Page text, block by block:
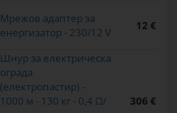
Мрежов адаптер за
енергизатор - 230/12 V
12 €
Шнур за електрическа
ограда
(електропастир) -
1000 м - 130 кг - 0,4 Ω/
306 €